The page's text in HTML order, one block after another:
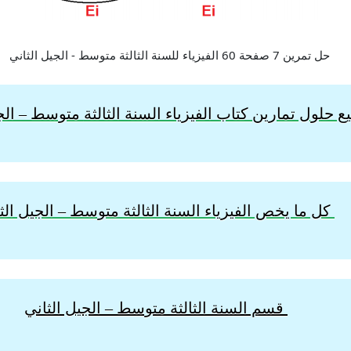
حلول تمارين كتاب الفيزياء السنة الثالثة متوسط –
كل ما يخص الفيزياء السنة الثالثة متوسط – الجيل
قسم السنة الثالثة متوسط – الجيل الثاني